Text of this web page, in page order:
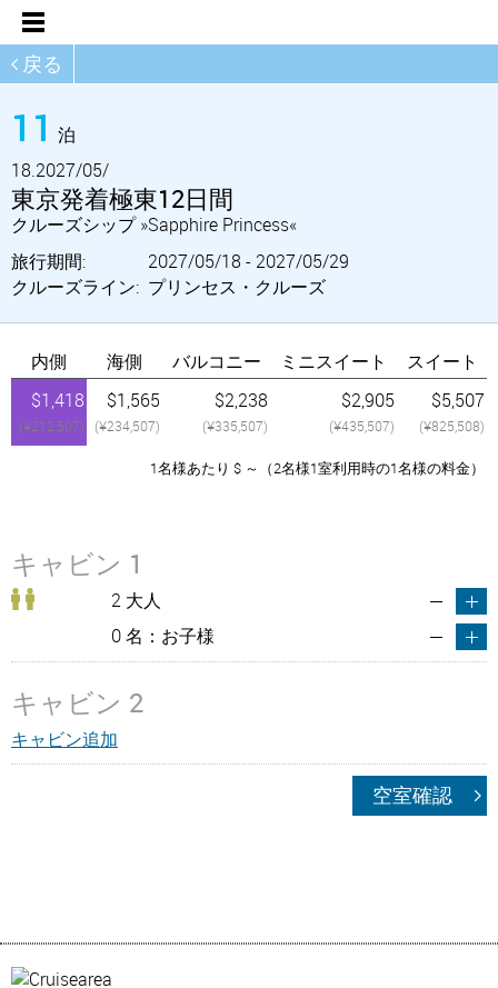
戻る
11 泊
18.2027/05/
東京発着極東12日間
クルーズシップ »Sapphire Princess«
旅行期間:
2027/05/18 - 2027/05/29
クルーズライン: プリンセス・クルーズ
内側 海側 バルコニー ミニスイート
スイート
$1,418
(¥212,507)
$1,565
(¥234,507)
$2,238
(¥335,507)
$2,905
(¥435,507)
$5,507
(¥825,508)
1名様あたり $ ～（2名様1室利用時の1名様の料金）
キャビン 1
2 大人
0 名：お子様
キャビン 2
キャビン追加
空室確認